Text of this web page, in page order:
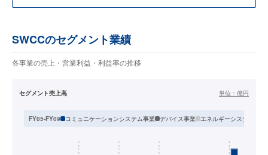
SWCCのセグメント業績
各事業の売上・営業利益・利益率の推移
セグメント売上高 単位： 億円
FY05-FY09 コミュニケーションシステム事業 デバイス事業 エネルギーシステム事業